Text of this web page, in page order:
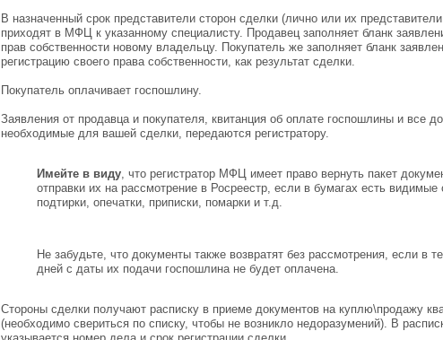
В назначенный срок представители сторон сделки (лично или их
приходят в МФЦ к указанному специалисту. Продавец заполняет бланк
прав собственности новому владельцу. Покупатель же заполняет бланк
регистрацию своего права собственности, как результат сделки.
Покупатель оплачивает госпошлину.
Заявления от продавца и покупателя, квитанция об оплате госпошлины и все
необходимые для вашей сделки, передаются регистратору.
Имейте в виду, что регистратор МФЦ имеет право вернуть пакет
отправки их на рассмотрение в Росреестр, если в бумагах есть видимые
подтирки, опечатки, приписки, помарки и т.д.
Не забудьте, что документы также возвратят без рассмотрения, если в
дней с даты их подачи госпошлина не будет оплачена.
Стороны сделки получают расписку в приеме документов на куплю\продажу
(необходимо свериться по списку, чтобы не возникло недоразумений). В